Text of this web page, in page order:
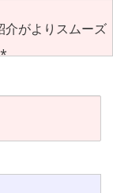
介がよりスムーズ